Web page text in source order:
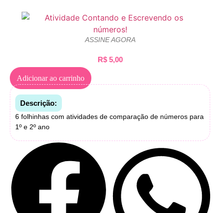
ASSINE AGORA
R$5,00
Adicionar ao carrinho
Descrição:
6 folhinhas com atividades de comparação de números para
1º e 2º ano